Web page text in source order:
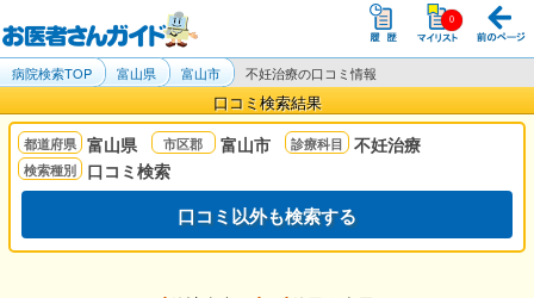
病院検索TOP 富山県 富山市 不妊治療の口コミ情報
口コミ検索結果
富山県 富山市
不妊治療
口コミ検索
口コミ以外も検索する